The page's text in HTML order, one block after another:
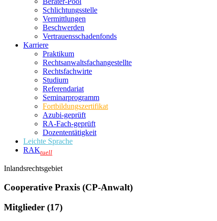
Schlichtungsstelle
Vermittlungen
Beschwerden
Vertrauensschadenfonds
Karriere
Praktikum
Rechtsanwalts­fachangestellte
Rechtsfachwirte
Studium
Referendariat
Seminarprogramm
Fortbildungszertifikat
Azubi-geprüft
RA-Fach-geprüft
Dozententätigkeit
Leichte Sprache
RAKtuell
Inlandsrechtsgebiet
Cooperative Praxis (CP-Anwalt)
Mitglieder (17)